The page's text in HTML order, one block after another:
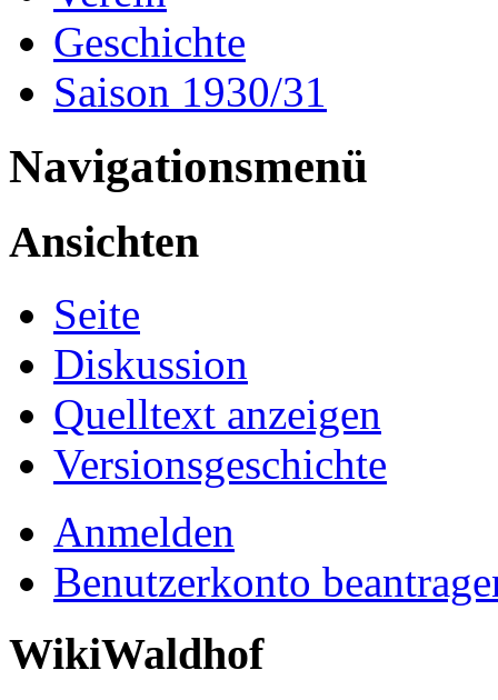
Geschichte
Saison 1930/31
Navigationsmenü
Ansichten
Seite
Diskussion
Quelltext anzeigen
Versionsgeschichte
Anmelden
Benutzerkonto
WikiWaldhof